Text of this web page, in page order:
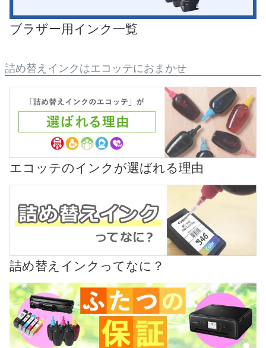
ブラザー用インク一覧
詰め替えインクはエコッテにおまかせ
エコッテのインクが選ばれる理由
詰め替えインクってなに？